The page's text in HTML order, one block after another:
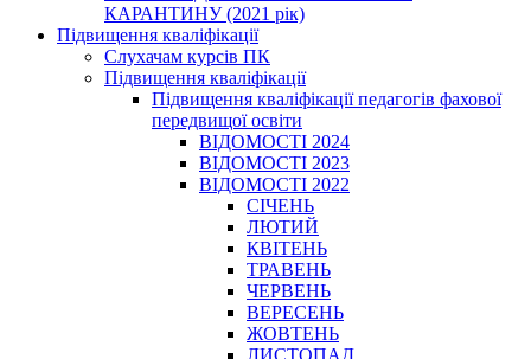
КАРАНТИНУ (2021 рік)
Підвищення кваліфікації
Слухачам курсів ПК
Підвищення кваліфікації
Підвищення кваліфікації педагогів фахової
передвищої освіти
ВІДОМОСТІ 2024
ВІДОМОСТІ 2023
ВІДОМОСТІ 2022
СІЧЕНЬ
ЛЮТИЙ
КВІТЕНЬ
ТРАВЕНЬ
ЧЕРВЕНЬ
ВЕРЕСЕНЬ
ЖОВТЕНЬ
ЛИСТОПАД